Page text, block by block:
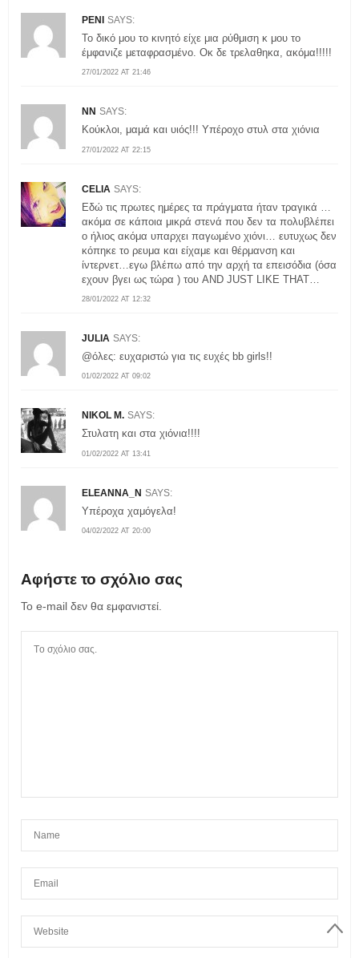
PENI SAYS:
27/01/2022 AT 21:46
Το δικό μου το κινητό είχε μια ρύθμιση κ μου το
έμφανιζε μεταφρασμένο. Οκ δε τρελαθηκα, ακόμα!!!!!
NN SAYS:
27/01/2022 AT 22:15
Κούκλοι, μαμά και υιός!!! Υπέροχο στυλ στα χιόνια
CELIA SAYS:
28/01/2022 AT 12:32
Eδώ τις πρωτες ημέρες τα πράγματα ήταν τραγικά …
ακόμα σε κάποια μικρά στενά που δεν τα πολυβλέπει
ο ήλιος ακόμα υπαρχει παγωμένο χιόνι… ευτυχως δεν
κόπηκε το ρευμα και είχαμε και θέρμανση και
ίντερνετ…εγω βλέπω από την αρχή τα επεισόδια (όσα
εχουν βγει ως τώρα ) του AND JUST LIKE THAT…
JULIA SAYS:
01/02/2022 AT 09:02
@όλες: ευχαριστώ για τις ευχές bb girls!!
NIKOL M. SAYS:
01/02/2022 AT 13:41
Στυλατη και στα χιόνια!!!!
ELEANNA_N SAYS:
04/02/2022 AT 20:00
Υπέροχα χαμόγελα!
Αφήστε το σχόλιο σας
Το e-mail δεν θα εμφανιστεί.